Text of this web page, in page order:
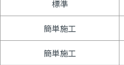
標準
簡単施工
簡単施工